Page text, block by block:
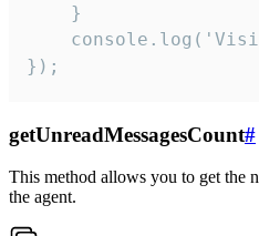
    }
});
getUnreadMessagesCount#
This method allows you to get the
the agent.